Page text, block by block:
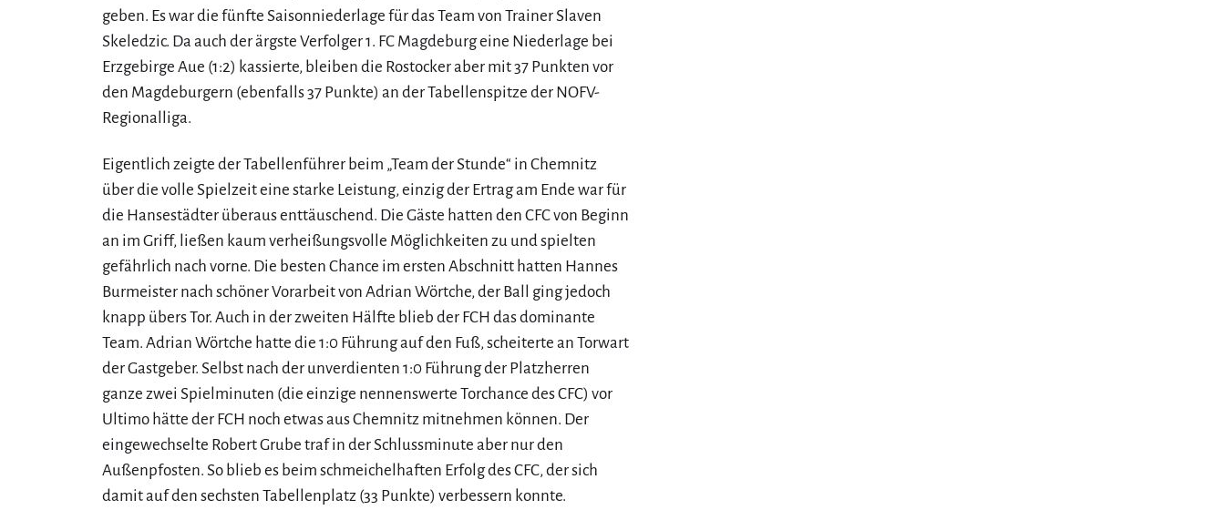
geben. Es war die fünfte Saisonniederlage für das Team von Trainer Slaven
Skeledzic. Da auch der ärgste Verfolger 1. FC Magdeburg eine Niederlage bei
Erzgebirge Aue (1:2) kassierte, bleiben die Rostocker aber mit 37 Punkten vor
den Magdeburgern (ebenfalls 37 Punkte) an der Tabellenspitze der NOFV-
Regionalliga.
Eigentlich zeigte der Tabellenführer beim „Team der Stunde“ in Chemnitz
über die volle Spielzeit eine starke Leistung, einzig der Ertrag am Ende war für
die Hansestädter überaus enttäuschend. Die Gäste hatten den CFC von Beginn
an im Griff, ließen kaum verheißungsvolle Möglichkeiten zu und spielten
gefährlich nach vorne. Die besten Chance im ersten Abschnitt hatten Hannes
Burmeister nach schöner Vorarbeit von Adrian Wörtche, der Ball ging jedoch
knapp übers Tor. Auch in der zweiten Hälfte blieb der FCH das dominante
Team. Adrian Wörtche hatte die 1:0 Führung auf den Fuß, scheiterte an Torwart
der Gastgeber. Selbst nach der unverdienten 1:0 Führung der Platzherren
ganze zwei Spielminuten (die einzige nennenswerte Torchance des CFC) vor
Ultimo hätte der FCH noch etwas aus Chemnitz mitnehmen können. Der
eingewechselte Robert Grube traf in der Schlussminute aber nur den
Außenpfosten. So blieb es beim schmeichelhaften Erfolg des CFC, der sich
damit auf den sechsten Tabellenplatz (33 Punkte) verbessern konnte.